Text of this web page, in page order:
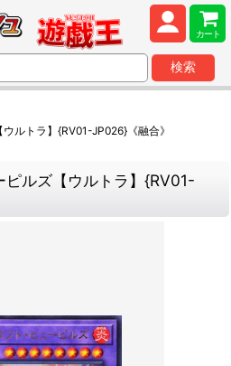
カート
検索
ルトラ】{RV01-JP026}《融合》
ピルズ【ウルトラ】{RV01-